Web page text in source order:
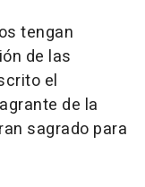
tengan
de las
el
de la
sagrado para